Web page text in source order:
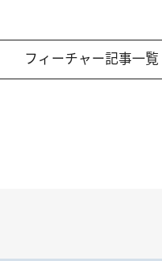
フィーチャー記事一覧